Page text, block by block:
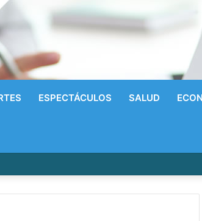
ESPECTÁCULOS SALUD
Radhames Tavarez y la Hazaña Dorada de la